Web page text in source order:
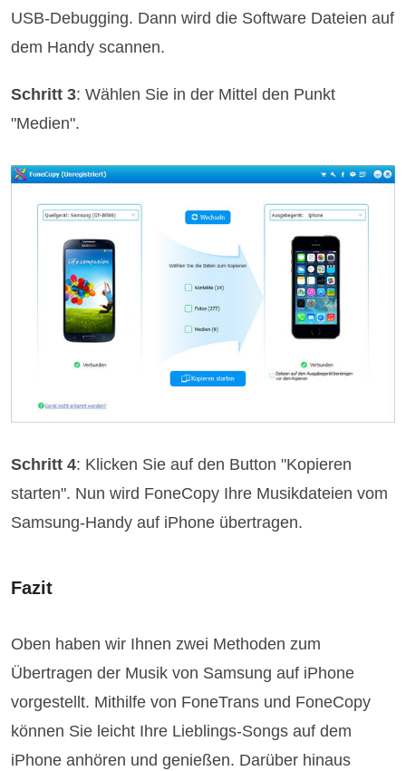
USB-Debugging. Dann wird die Software Dateien auf
dem Handy scannen.
Schritt 3: Wählen Sie in der Mittel den Punkt
"Medien".
Schritt 4: Klicken Sie auf den Button "Kopieren
starten". Nun wird FoneCopy Ihre Musikdateien vom
Samsung-Handy auf iPhone übertragen.
Fazit
Oben haben wir Ihnen zwei Methoden zum
Übertragen der Musik von Samsung auf iPhone
vorgestellt. Mithilfe von FoneTrans und FoneCopy
können Sie leicht Ihre Lieblings-Songs auf dem
iPhone anhören und genießen. Darüber hinaus